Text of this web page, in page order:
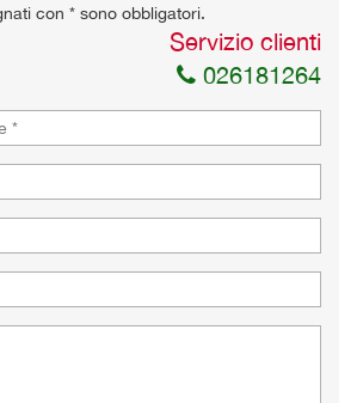
con * sono obbligatori.
Servizio clienti
026181264